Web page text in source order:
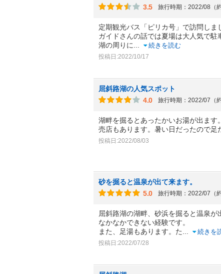
3.5
旅行時期：2022/08（
定期観光バス「ピリカ号」で訪問しま
ガイドさんの話では夏場は大人気で駐
湖の周りに
続きを読む
投稿日:2022/10/17
屈斜路湖の人気スポット
4.0
旅行時期：2022/07（
湖畔を掘るとあったかいお湯が出ます
売店もあります。暑い日だったので足
投稿日:2022/08/03
砂を掘ると温泉が出て来ます。
5.0
旅行時期：2022/07（
屈斜路湖の湖畔、砂浜を掘ると温泉が
なかなかできない経験です。
また、足湯もあります。た
続きを
投稿日:2022/07/28